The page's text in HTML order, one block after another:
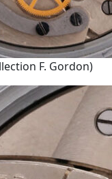
F. Gordon)